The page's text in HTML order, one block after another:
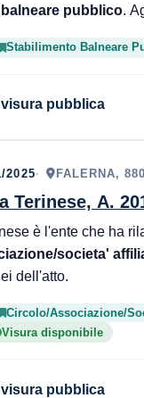
pubblico
Stabilimento Balneare
pubblica
2025 FALERNA,
Terinese, A.
societa'
dell'atto.
Circolo/Associazione/
Visura disponibile
pubblica